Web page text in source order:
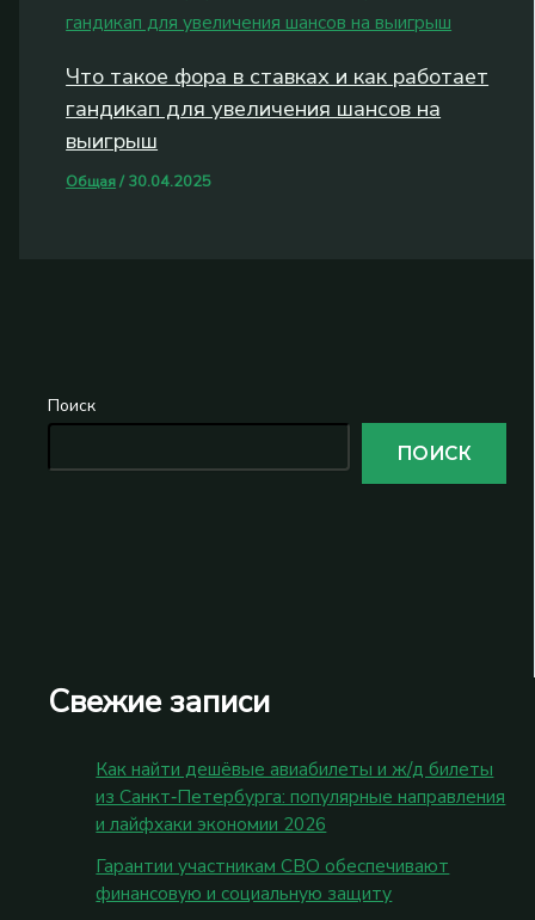
Поиск
ПОИСК
Свежие записи
Как найти дешёвые авиабилеты и ж/д билеты
из Санкт‑Петербурга: популярные направления
и лайфхаки экономии 2026
Гарантии участникам СВО обеспечивают
финансовую и социальную защиту
Что такое фора в ставках и как работает
гандикап для увеличения шансов на
выигрыш
Общая/ 30.04.2025